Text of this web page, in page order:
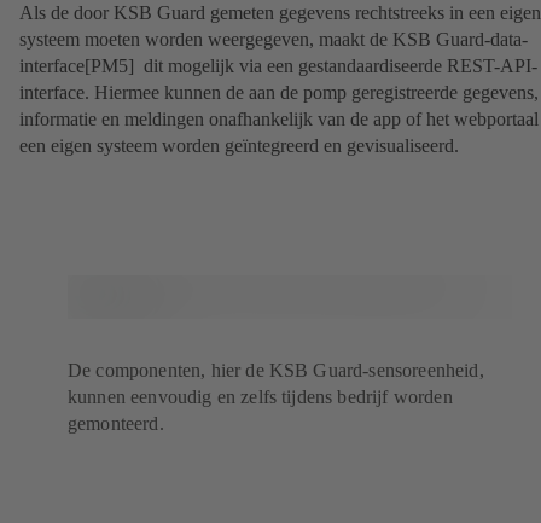
Als de door KSB Guard gemeten gegevens rechtstreeks in een eigen
systeem moeten worden weergegeven, maakt de KSB Guard-data-
interface[PM5] dit mogelijk via een gestandaardiseerde REST-API-
interface. Hiermee kunnen de aan de pomp geregistreerde gegevens,
informatie en meldingen onafhankelijk van de app of het
een eigen systeem worden geïntegreerd en gevisualiseerd.
De componenten, hier de KSB Guard-sensoreenheid,
kunnen eenvoudig en zelfs tijdens bedrijf worden
gemonteerd.